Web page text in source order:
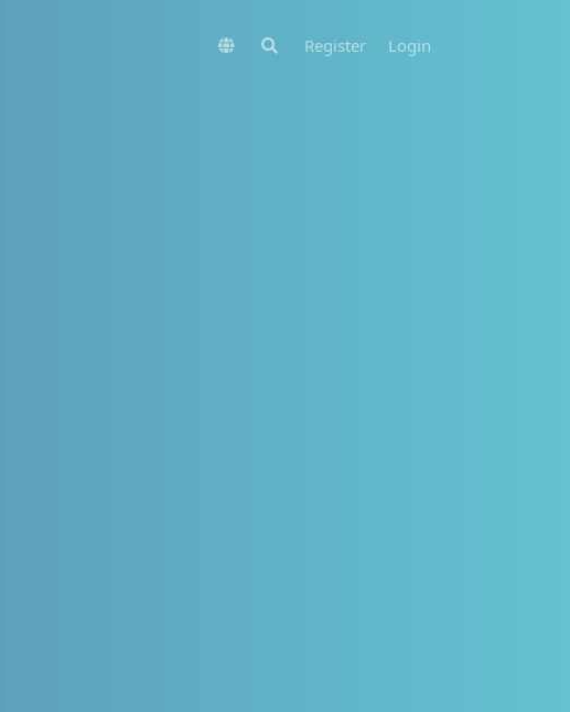
Register Login